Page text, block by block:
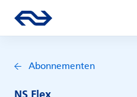
Hoofdnavigatie
Ga naar de homepage van
Abonnementen
NS Flex